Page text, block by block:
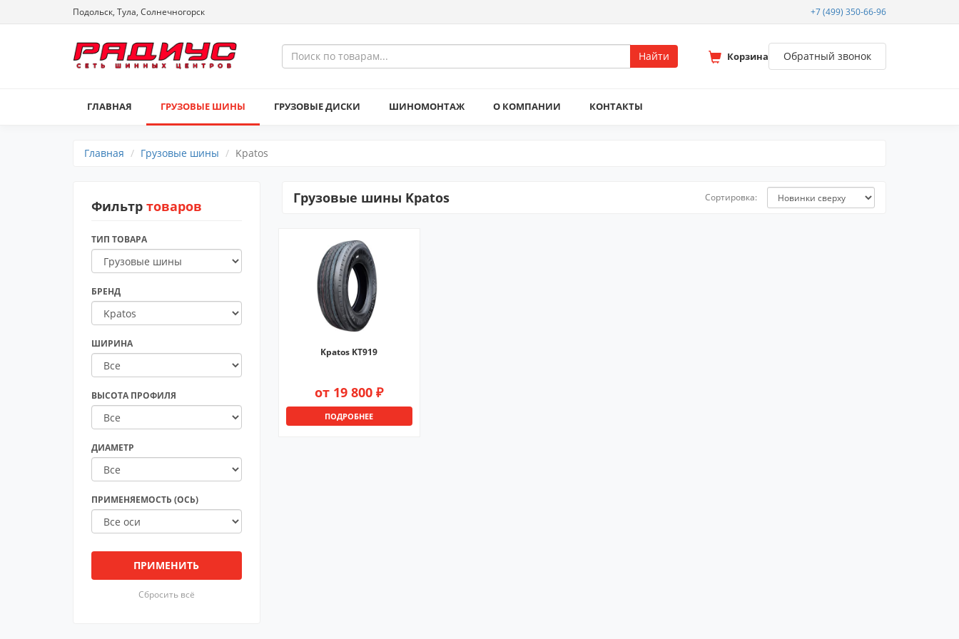
Подольск, Тула, Солнечногорск +7 (499) 350-66-96
Найти Корзина Обратный звонок
ГЛАВНАЯ ГРУЗОВЫЕ ШИНЫ ГРУЗОВЫЕ ДИСКИ ШИНОМОНТАЖ О КОМПАНИИ КОНТАКТЫ
Главная Грузовые шины Kpatos
Фильтр товаров
ТИП ТОВАРА
БРЕНД
ШИРИНА
ВЫСОТА ПРОФИЛЯ
ДИАМЕТР
ПРИМЕНЯЕМОСТЬ (ОСЬ)
ПРИМЕНИТЬ
Сбросить всё
Грузовые шины Kpatos Сортировка:
Kpatos KT919
от 19 800 ₽
ПОДРОБНЕЕ